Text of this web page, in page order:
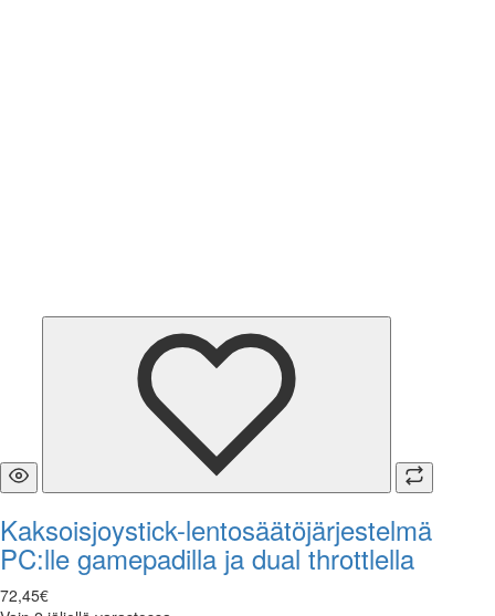
Kaksoisjoystick-lentosäätöjärjestelmä
PC:lle gamepadilla ja dual throttlella
72,45€